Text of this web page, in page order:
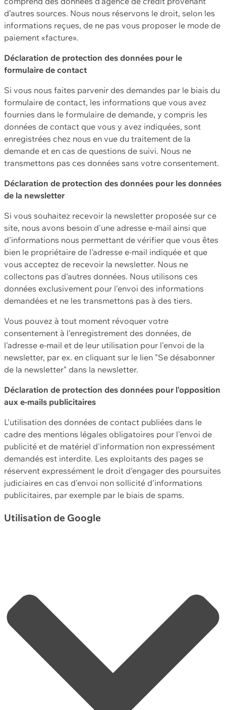
d’autres sources. Nous nous réservons le droit, selon les
informations reçues, de ne pas vous proposer le mode de
paiement «facture».
Déclaration de protection des données pour le
formulaire de contact
Si vous nous faites parvenir des demandes par le biais du
formulaire de contact, les informations que vous avez
fournies dans le formulaire de demande, y compris les
données de contact que vous y avez indiquées, sont
enregistrées chez nous en vue du traitement de la
demande et en cas de questions de suivi. Nous ne
transmettons pas ces données sans votre consentement.
Déclaration de protection des données pour les données
de la newsletter
Si vous souhaitez recevoir la newsletter proposée sur ce
site, nous avons besoin d'une adresse e-mail ainsi que
d'informations nous permettant de vérifier que vous êtes
bien le propriétaire de l'adresse e-mail indiquée et que
vous acceptez de recevoir la newsletter. Nous ne
collectons pas d'autres données. Nous utilisons ces
données exclusivement pour l'envoi des informations
demandées et ne les transmettons pas à des tiers.
Vous pouvez à tout moment révoquer votre
consentement à l'enregistrement des données, de
l'adresse e-mail et de leur utilisation pour l'envoi de la
newsletter, par ex. en cliquant sur le lien "Se désabonner
de la newsletter" dans la newsletter.
Déclaration de protection des données pour l'opposition
aux e-mails publicitaires
L'utilisation des données de contact publiées dans le
cadre des mentions légales obligatoires pour l'envoi de
publicité et de matériel d'information non expressément
demandés est interdite. Les exploitants des pages se
réservent expressément le droit d'engager des poursuites
judiciaires en cas d'envoi non sollicité d'informations
publicitaires, par exemple par le biais de spams.
Utilisation de Google